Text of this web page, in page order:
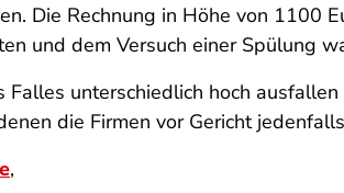
Die Rechnung in Höhe von 1100
und dem Versuch einer Spülung
unterschiedlich hoch
die Firmen vor Gericht
,